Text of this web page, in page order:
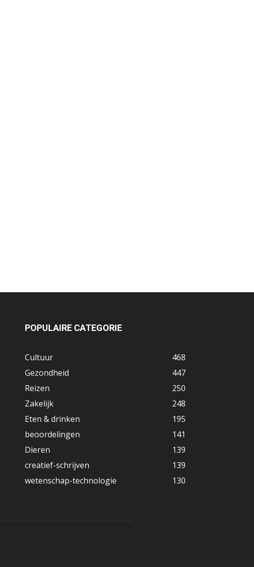
POPULAIRE CATEGORIE
Cultuur
468
Gezondheid
447
Reizen
250
Zakelijk
248
Eten & drinken
195
beoordelingen
141
Dieren
139
creatief-schrijven
139
wetenschap-technologie
130